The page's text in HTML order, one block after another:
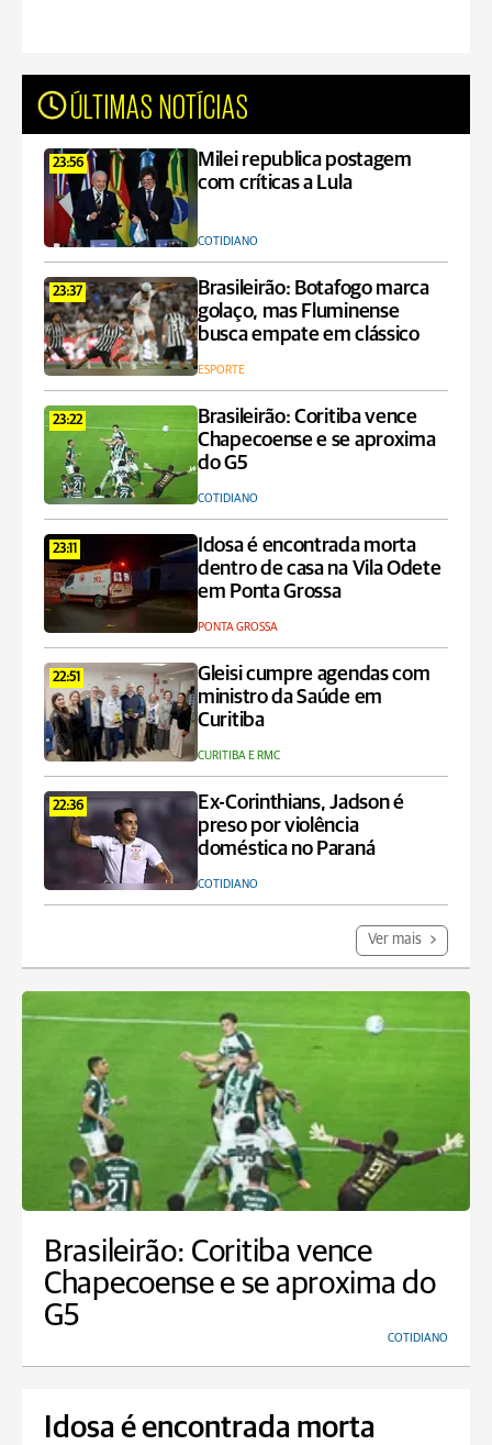
ÚLTIMAS NOTÍCIAS
23:56
Milei republica postagem
com críticas a Lula
COTIDIANO
23:37
Brasileirão: Botafogo marca
golaço, mas Fluminense
busca empate em clássico
ESPORTE
23:22
Brasileirão: Coritiba vence
Chapecoense e se aproxima
do G5
COTIDIANO
23:11
Idosa é encontrada morta
dentro de casa na Vila Odete
em Ponta Grossa
PONTA GROSSA
22:51
Gleisi cumpre agendas com
ministro da Saúde em
Curitiba
CURITIBA E RMC
22:36
Ex-Corinthians, Jadson é
preso por violência
doméstica no Paraná
COTIDIANO
Ver mais
Brasileirão: Coritiba vence
Chapecoense e se aproxima do
G5
COTIDIANO
Idosa é encontrada morta